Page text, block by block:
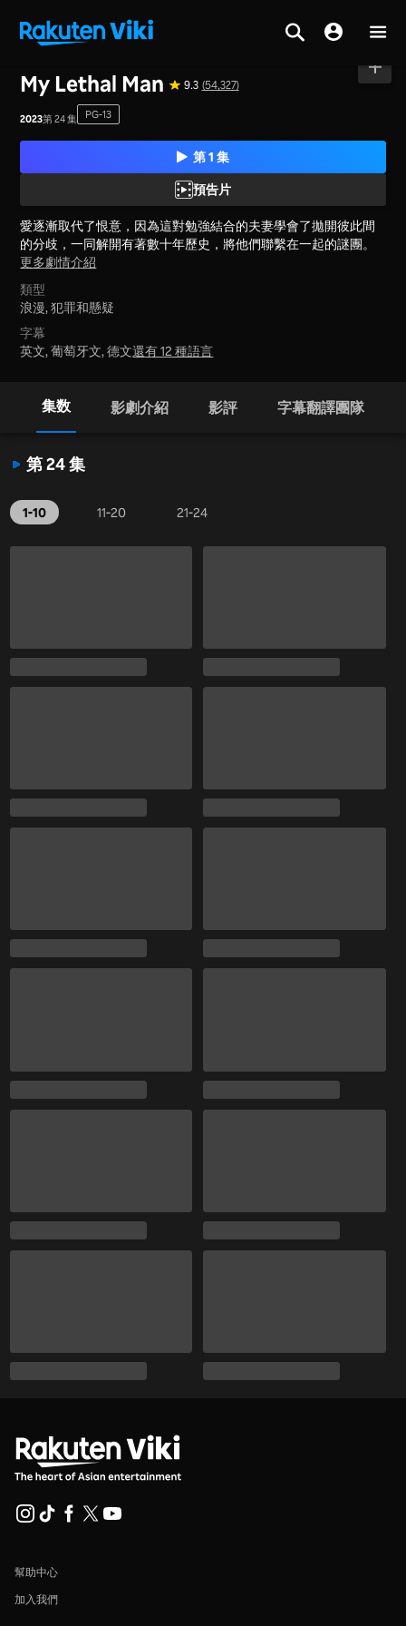
My Lethal Man 9.3 (54,327)
2023第 24 集 PG-13
第 1 集
預告片
愛逐漸取代了恨意，因為這對勉強結合的夫妻學會了拋開彼此間
的分歧，一同解開有著數十年歷史，將他們聯繫在一起的謎團。
更多劇情介紹
類型
浪漫,犯罪和懸疑
字幕
英文, 葡萄牙文, 德文還有 12 種語言
集数 影劇介紹 影評 字幕翻譯團隊
第 24 集
1-10 11-20 21-24
幫助中心
加入我們